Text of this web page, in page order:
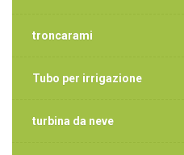
troncarami
Tubo per irrigazione
turbina da neve